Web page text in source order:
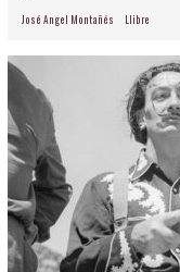
José Angel Montañés Llibre